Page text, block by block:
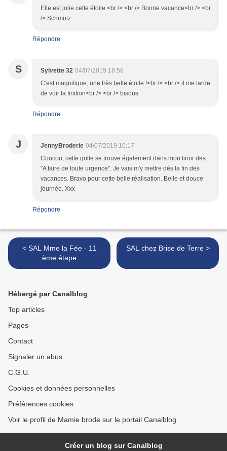
Elle est jolie cette étoile.<br /> <br /> Bonne vacance<br /> <br
/> Schmutz
Répondre
S Sylvette 32 04/07/2019 18:58
C'est magnifique, une très belle étoile !<br /> <br /> il me tarde
de voir la finition<br /> <br /> bisous
Répondre
J JennyBroderie 04/07/2019 10:17
Coucou, cette grille se trouve également dans mon tiroir des
"A faire de toute urgence". Je vais m'y mettre dès la fin des
vacances. Bravo pour cette belle réalisation. Belle et douce
journée. Xxx
Répondre
< SAL Mme la Fée - 11
ème étape
SAL chez Brise de Terre >
Hébergé par Canalblog
Top articles
Pages
Contact
Signaler un abus
C.G.U.
Cookies et données personnelles
Préférences cookies
Voir le profil de Mamie brode sur le portail Canalblog
Créer un blog sur Canalblog